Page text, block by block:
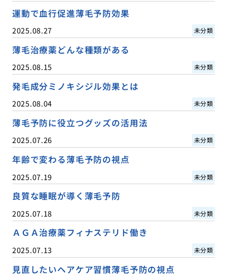
運動で血行促進薄毛予防効果
2025.08.27 未分類
薄毛治療薬どんな種類がある
2025.08.15 未分類
発毛成分ミノキシジル効果とは
2025.08.04 未分類
薄毛予防に役立つグッズの活用法
2025.07.26 未分類
年齢で変わる薄毛予防の視点
2025.07.19 未分類
良質な睡眠が導く薄毛予防
2025.07.18 未分類
ＡＧＡ治療薬フィナステリド働き
2025.07.13 未分類
見直したいヘアケア習慣薄毛予防の視点